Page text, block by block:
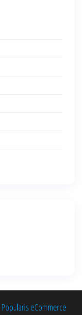
Popularis eCommerce